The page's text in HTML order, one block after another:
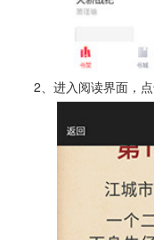
2、进入阅读界面，点